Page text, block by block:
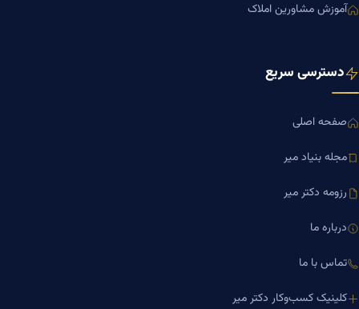
آموزش مشاورین املاک
دسترسی سریع
صفحه اصلی
مجله بنیاد میر
رزومه دکتر میر
درباره ما
تماس با ما
کلینیک کسب‌وکار دکتر میر